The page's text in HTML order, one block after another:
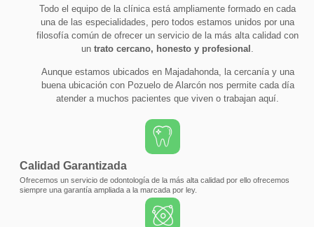
Todo el equipo de la clínica está ampliamente formado en cada
una de las especialidades, pero todos estamos unidos por una
filosofía común de ofrecer un servicio de la más alta calidad con
un trato cercano, honesto y profesional
Aunque estamos ubicados en Majadahonda, la cercanía y una
buena ubicación con Pozuelo de Alarcón nos permite cada día
atender a muchos pacientes que viven o trabajan aquí.
Calidad Garantizada
Ofrecemos un servicio de odontología de la más alta calidad por ello ofrecemos
siempre una garantía ampliada a la marcada por ley.